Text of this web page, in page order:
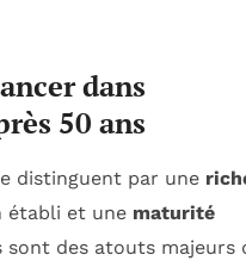
dans
50 ans
distinguent par une
établi et une maturité
sont des atouts majeurs